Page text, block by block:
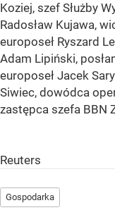
Koziej, szef Służby
Radosław Kujawa,
europoseł Ryszard
Adam Lipiński,
europoseł Jacek
Siwiec, dowódca
zastępca szefa BBN
Reuters
Gospodarka